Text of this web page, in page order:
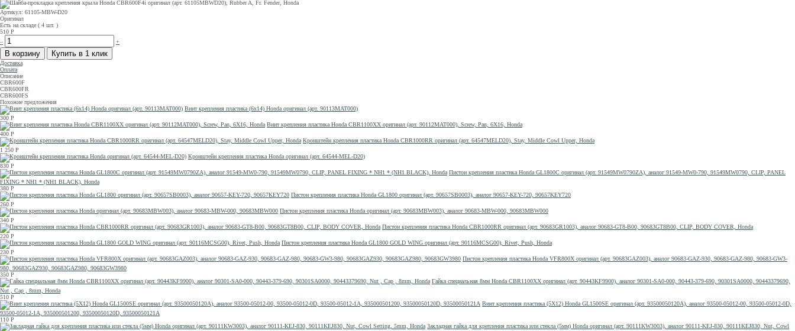
Артикул: 61105-MBW-D20
Оригинал
Есть на складе ( 4 шт. )
510 Р
–
+
Доставка
Оплата
Описание
CBR600F
CBR600FR
CBR600FS
Похожие предложения
Винт крепления пластика (6x14) Honda оригинал (арт. 90113MAT000)
300 Р
Винт крепления пластика Honda CBR1100XX оригинал (арт. 90112MAT000), Screw, Pan, 6X16, Honda
400 Р
Кронштейн крепления пластика Honda CBR1000RR оригинал (арт. 64547MELD20), Stay, Middle Cowl Upper, Honda
1 250 Р
Кронштейн крепления пластика Honda оригинал (арт. 64544-MEL-D20)
830 Р
Пистон крепления пластика Honda GL1800C оригинал (арт. 91549MW0790ZA), аналог 91549-MW0-790, 91549MW0790, CLIP, PANEL
FIXING * NH1 * (NH1 BLACK), Honda
380 Р
Пистон крепления пластика Honda GL1800 оригинал (арт. 90657SB0003), аналог 90657-KEY-720, 90657KEY720
260 Р
Пистон крепления пластика Honda оригинал (арт. 90683MBW003), аналог 90683-MBW-000, 90683MBW000
340 Р
Пистон крепления пластика Honda CBR1000RR оригинал (арт. 90683GR1003), аналог 90683-GT8-B00, 90683GT8B00, CLIP, BODY COVER, Honda
220 Р
Пистон крепления пластика Honda GL1800 GOLD WING оригинал (арт. 90116MCSG00), Rivet, Push, Honda
230 Р
Пистон крепления пластика Honda VFR800X оригинал (арт. 90683GAZ003), аналог 90683-GAZ-930, 90683-GAZ-980, 90683-GW3-
980, 90683GAZ930, 90683GAZ980, 90683GW3980
350 Р
Гайка специальная 8мм Honda CBR1100XX оригинал (арт. 90443KF9900), аналог 90301-SA0-000, 90443-379-690, 90301SA0000, 90443379690,
Nut , Cap , 8mm, Honda
510 Р
Винт крепления пластика (5Х12) Honda GL1500SE оригинал (арт. 93500050120A), аналог 93500-05012-00, 93500-05012-0D,
93500-05012-1A, 935000501200, 93500050120D, 93500050121A
110 Р
Закладная гайка для крепления пластика или стекла (5мм) Honda оригинал (арт. 90111KW3003), аналог 90111-KEJ-830, 90111KEJ830, Nut, Cowl